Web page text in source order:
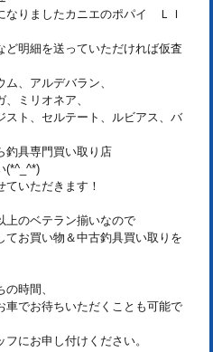
なりましたカニエのポパイ ＬＩ
明細を送っていただければ仮査
、アルデバラン、
ミリオネア、
スト、セルテート、ルビアス、バ
釣具専門買い取り店
(*^_^*)
いただきます！
上のベテラン揃いなので
お買い物＆中古釣具買い取りを
時間、
車でお待ちいただくことも可能で
にお申し付けください。